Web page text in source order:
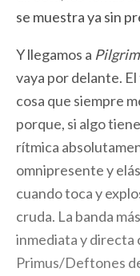
se muestra ya sin
Y llegamos a
vaya por delante.
cosa que siempre
porque, si algo
rítmica
omnipresente y
cuando toca y
cruda. La banda
inmediata y directa
Primus/Deftones